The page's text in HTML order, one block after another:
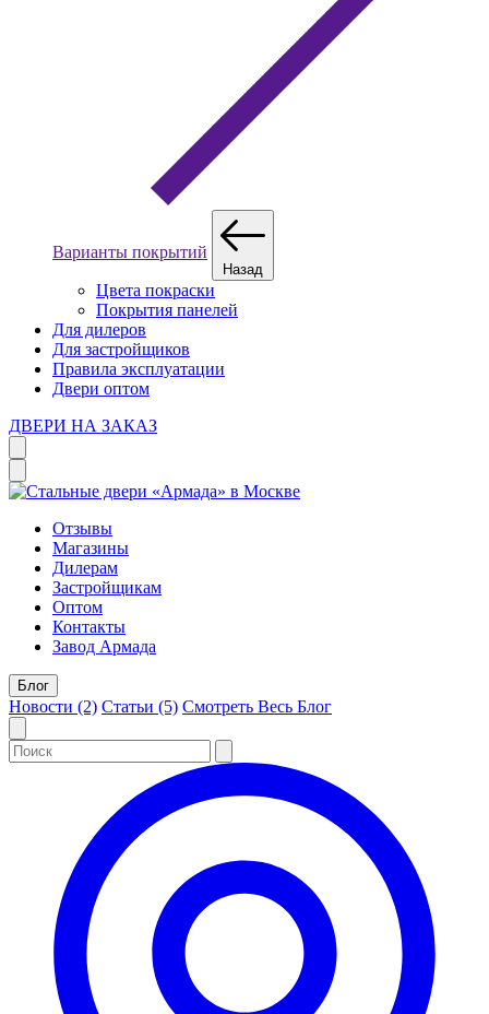
Варианты покрытий
Назад
Цвета покраски
Покрытия панелей
Для дилеров
Для застройщиков
Правила эксплуатации
Двери оптом
ДВЕРИ НА ЗАКАЗ
Отзывы
Магазины
Дилерам
Застройщикам
Оптом
Контакты
Завод Армада
Блог
Новости (2) Статьи (5) Смотреть Весь Блог